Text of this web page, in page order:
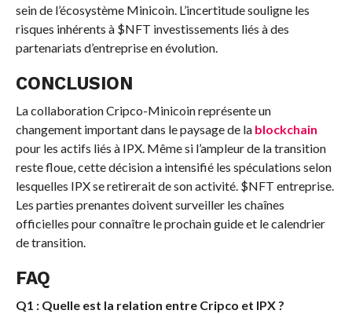
sein de l’écosystème Minicoin. L’incertitude souligne les
risques inhérents à $NFT investissements liés à des
partenariats d’entreprise en évolution.
CONCLUSION
La collaboration Cripco-Minicoin représente un
changement important dans le paysage de la blockchain
pour les actifs liés à IPX. Même si l’ampleur de la transition
reste floue, cette décision a intensifié les spéculations selon
lesquelles IPX se retirerait de son activité. $NFT entreprise.
Les parties prenantes doivent surveiller les chaînes
officielles pour connaître le prochain guide et le calendrier
de transition.
FAQ
Q1 : Quelle est la relation entre Cripco et IPX ?